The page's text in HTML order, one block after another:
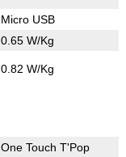
Micro USB
0.65 W/Kg
0.82 W/Kg
One Touch T'Pop